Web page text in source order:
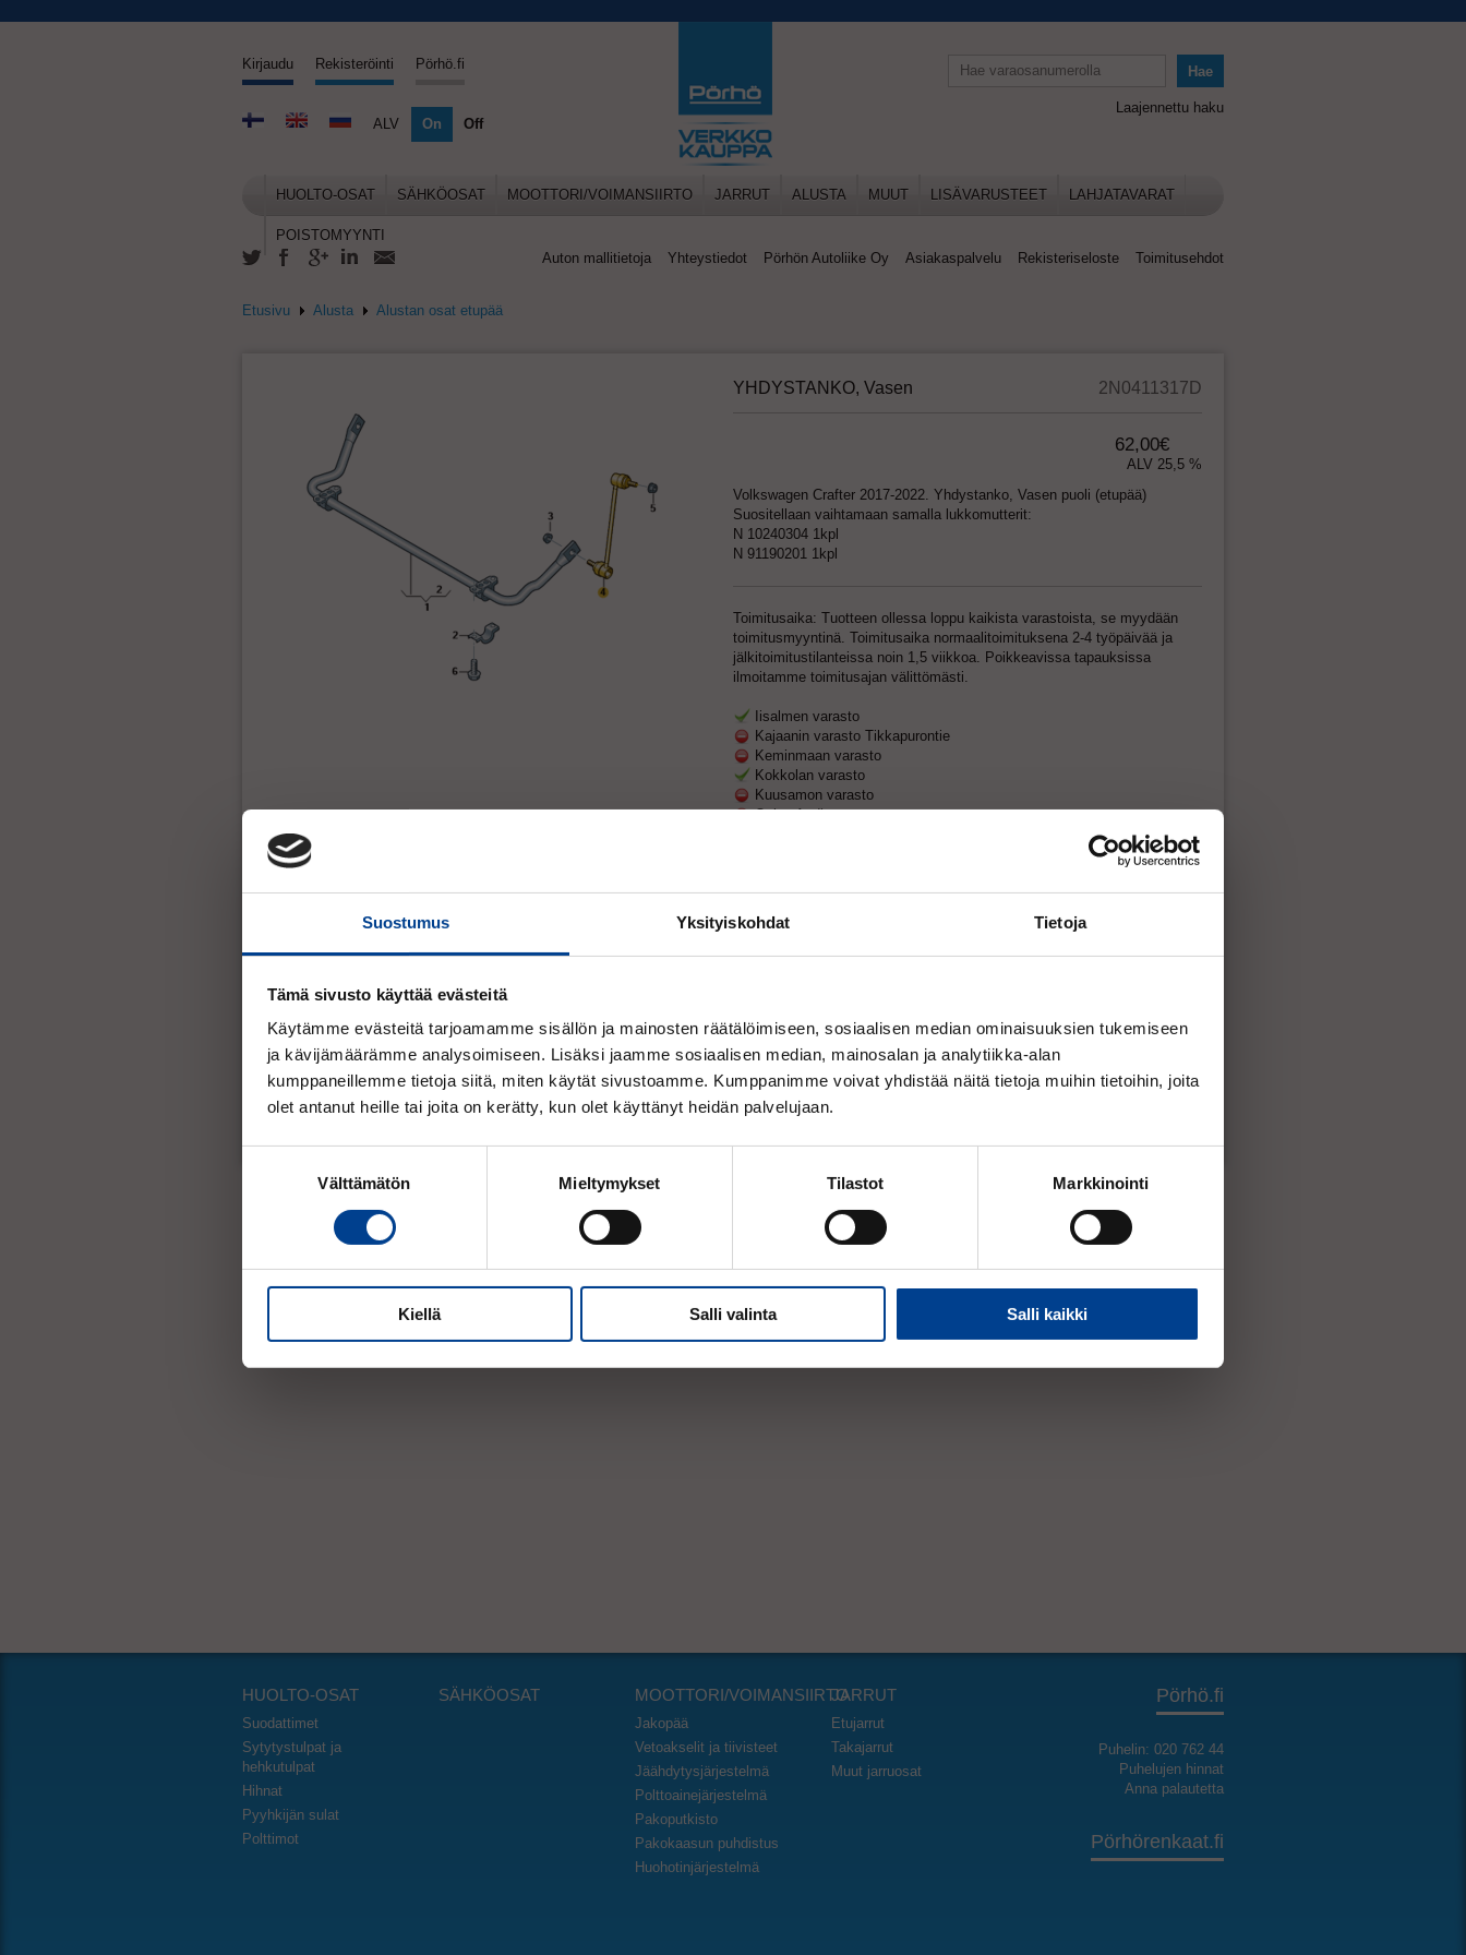
Suostumus Yksityiskohdat Tietoja
Tämä sivusto käyttää evästeitä
Käytämme evästeitä tarjoamamme sisällön ja mainosten räätälöimiseen, sosiaalisen median ominaisuuksien tukemiseen
ja kävijämäärämme analysoimiseen. Lisäksi jaamme sosiaalisen median, mainosalan ja analytiikka-alan
kumppaneillemme tietoja siitä, miten käytät sivustoamme. Kumppanimme voivat yhdistää näitä tietoja muihin tietoihin, joita
olet antanut heille tai joita on kerätty, kun olet käyttänyt heidän palvelujaan.
Välttämätön Mieltymykset Tilastot Markkinointi
Kiellä Salli valinta Salli kaikki
Kirjaudu Rekisteröinti Pörhö.fi
ALV On Off
Laajennettu haku
HUOLTO-OSAT SÄHKÖOSAT MOOTTORI/VOIMANSIIRTO JARRUT ALUSTA MUUT LISÄVARUSTEET LAHJATAVARAT
POISTOMYYNTI
Auton mallitietoja
Yhteystiedot Pörhön Autoliike Oy Asiakaspalvelu Rekisteriseloste Toimitusehdot
Etusivu Alusta Alustan osat etupää
YHDYSTANKO, Vasen 2N0411317D
62,00€
ALV 25,5 %
Volkswagen Crafter 2017-2022. Yhdystanko, Vasen puoli (etupää)
Suositellaan vaihtamaan samalla lukkomutterit:
N 10240304 1kpl
N 91190201 1kpl
Toimitusaika: Tuotteen ollessa loppu kaikista varastoista, se myydään
toimitusmyyntinä. Toimitusaika normaalitoimituksena 2-4 työpäivää ja
jälkitoimitustilanteissa noin 1,5 viikkoa. Poikkeavissa tapauksissa
ilmoitamme toimitusajan välittömästi.
Iisalmen varasto
Kajaanin varasto Tikkapurontie
Keminmaan varasto
Kokkolan varasto
Kuusamon varasto
Oulun Audi-center varasto
PIETARSAAREN PÄÄVARASTO
Rovaniemen Nissan/Peugeot varasto
Rovaniemen Vw/Audi varasto
Rovaniemen Vw/Audi varasto 2
Lukumäärä:
kpl
Lisää ostoskoriin
HUOLTO-OSAT
Suodattimet
Sytytystulpat ja
hehkutulpat
Hihnat
Pyyhkijän sulat
Polttimot
SÄHKÖOSAT MOOTTORI/VOIMANSIIRTO
Jakopää
Vetoakselit ja tiivisteet
Jäähdytysjärjestelmä
Polttoainejärjestelmä
Pakoputkisto
Pakokaasun puhdistus
Huohotinjärjestelmä
JARRUT
Etujarrut
Takajarrut
Muut jarruosat
Pörhö.fi
Puhelin: 020 762 44
Puhelujen hinnat
Anna palautetta
Pörhörenkaat.fi
Huomioithan, että tarkastelet nyt Alv. 25,5%
hintoja.